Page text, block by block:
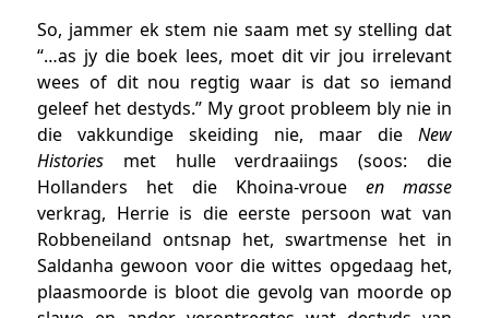
So, jammer ek stem nie saam met sy stelling dat
“…as jy die boek lees, moet dit vir jou irrelevant
wees of dit nou regtig waar is dat so iemand
geleef het destyds.” My groot probleem bly nie in
die vakkundige skeiding nie, maar die New
Histories met hulle verdraaiings (soos: die
Hollanders het die Khoina-vroue en masse
verkrag, Herrie is die eerste persoon wat van
Robbeneiland ontsnap het, swartmense het in
Saldanha gewoon voor die wittes opgedaag het,
plaasmoorde is bloot die gevolg van moorde op